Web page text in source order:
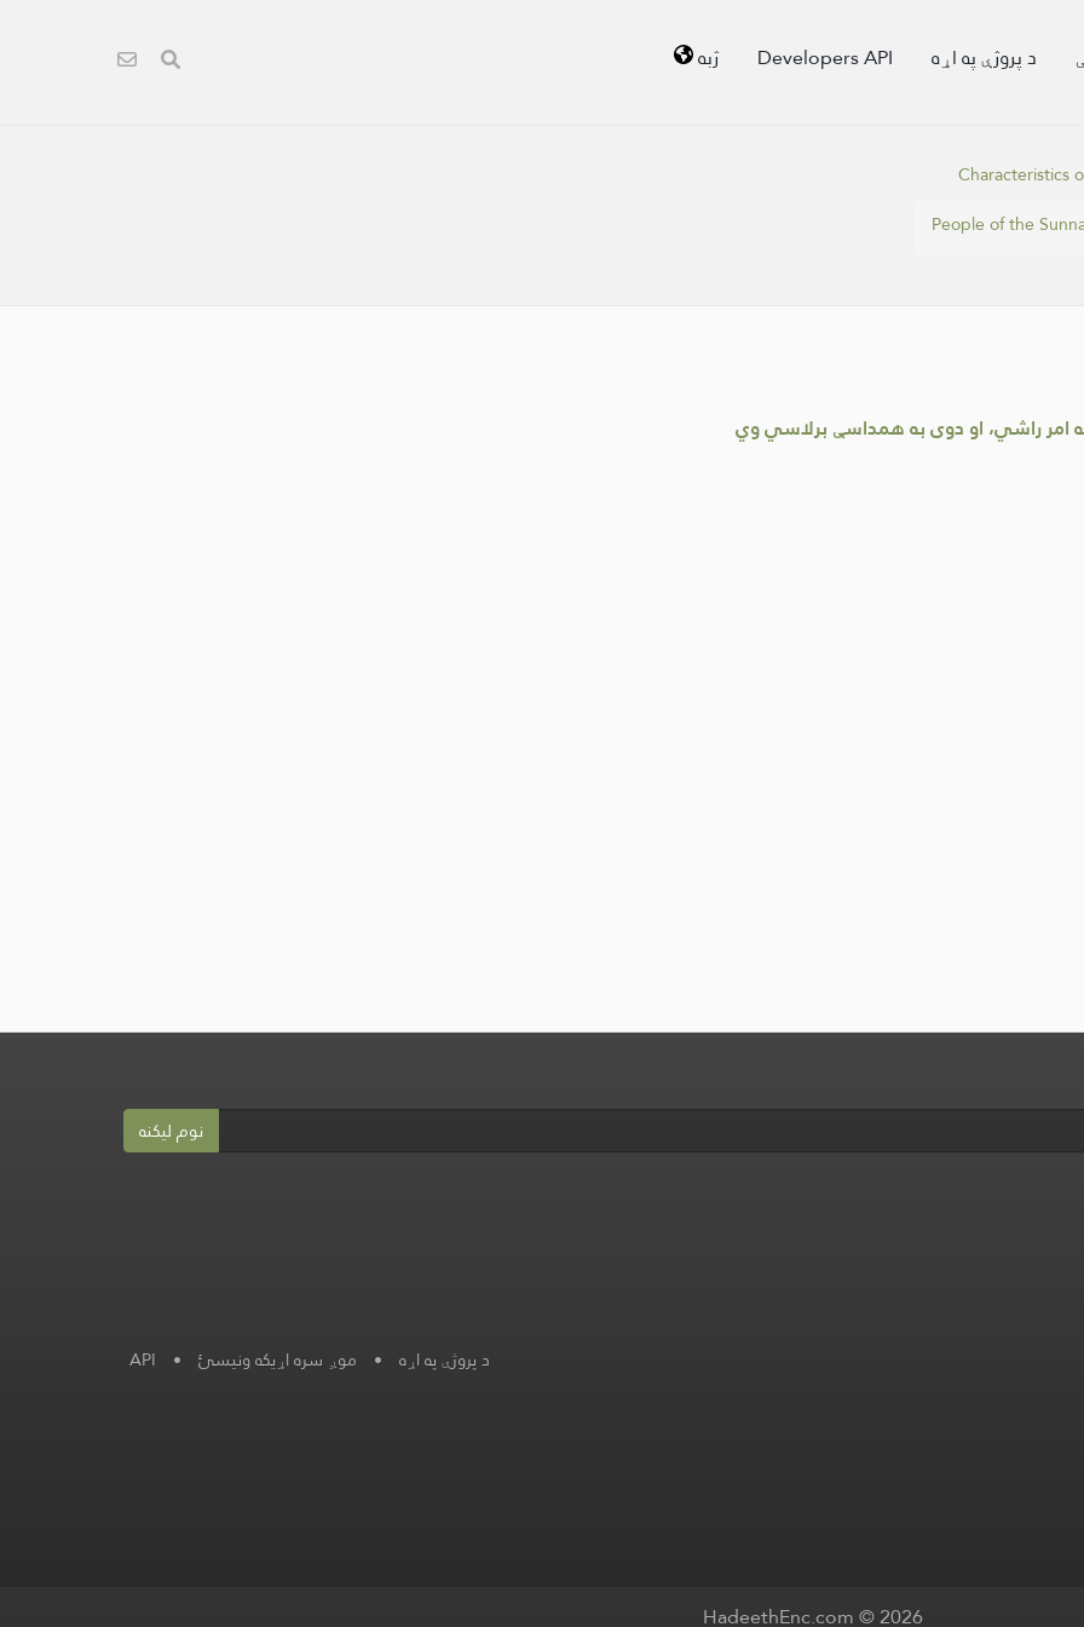
د پروژې په اړه Developers API ژبه
Characteristics
People of the
امر راشي، او دوی به همداسې برلاسي وي
نوم لیکنه
د پروژې په اړه • موږ سره اړیکه ونیسئ •
API
HadeethEnc.com © 2026